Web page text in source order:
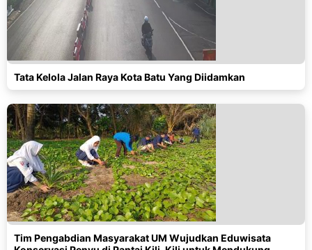
Tata Kelola Jalan Raya Kota Batu Yang Diidamkan
Tim Pengabdian Masyarakat UM Wujudkan Eduwisata